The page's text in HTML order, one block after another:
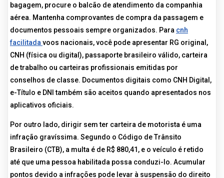
bagagem, procure o balcão de atendimento da companhia
aérea. Mantenha comprovantes de compra da passagem e
documentos pessoais sempre organizados. Para cnh
facilitada voos nacionais, você pode apresentar RG original,
CNH (física ou digital), passaporte brasileiro válido, carteira
de trabalho ou carteiras profissionais emitidas por
conselhos de classe. Documentos digitais como CNH Digital,
e-Título e DNI também são aceitos quando apresentados nos
aplicativos oficiais.
Por outro lado, dirigir sem ter carteira de motorista é uma
infração gravíssima. Segundo o Código de Trânsito
Brasileiro (CTB), a multa é de R$ 880,41, e o veículo é retido
até que uma pessoa habilitada possa conduzi-lo. Acumular
pontos devido a infrações pode levar à suspensão do direito